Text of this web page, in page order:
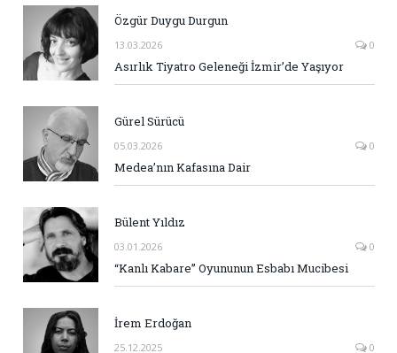
Özgür Duygu Durgun
13.03.2026 0
Asırlık Tiyatro Geleneği İzmir’de Yaşıyor
Gürel Sürücü
05.03.2026 0
Medea’nın Kafasına Dair
Bülent Yıldız
03.01.2026 0
“Kanlı Kabare” Oyununun Esbabı Mucibesi
İrem Erdoğan
25.12.2025 0